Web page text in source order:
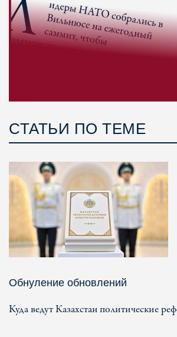
СТАТЬИ ПО ТЕМЕ
Обнуление обновлений
Куда ведут Казахстан политические